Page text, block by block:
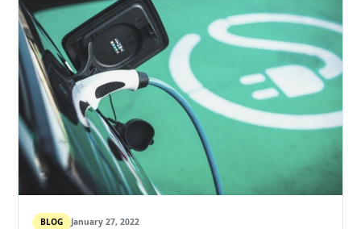
BLOG January 27, 2022